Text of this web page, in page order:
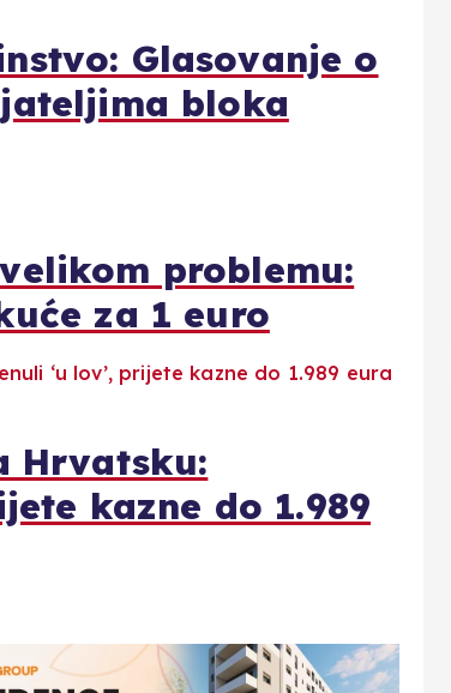
Glasovanje o
bloka
problemu:
za 1 euro
Hrvatsku:
kazne do 1.989